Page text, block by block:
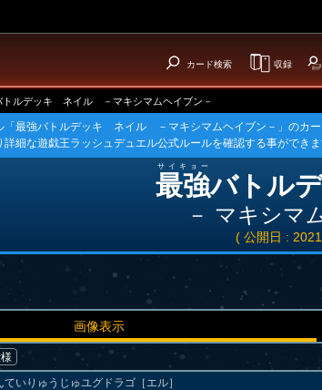
カード検索 収録
トルデッキ ネイル －マキシマムヘイブン－
「最強バトルデッキ ネイル －マキシマムヘイブン－」のカー
細な遊戯王ラッシュデュエル公式ルールを確認する事ができま
最強
サイキョー
－ マキシマ
画像表示
ていりゅうじゅユグドラゴ［エル］